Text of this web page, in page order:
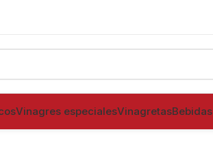
Vinagres especialesVinagretasBebidas